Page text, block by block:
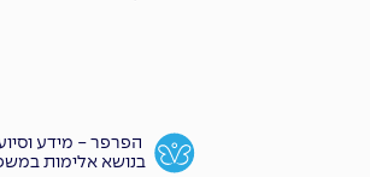
הפרפר - מידע
בנושא אלימות